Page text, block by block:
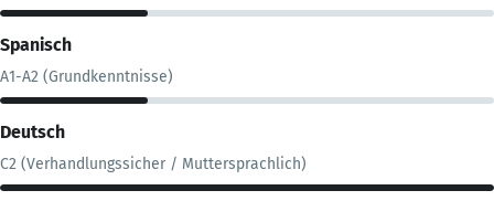
Spanisch
A1-A2 (Grundkenntnisse)
Deutsch
C2 (Verhandlungssicher / Muttersprachlich)